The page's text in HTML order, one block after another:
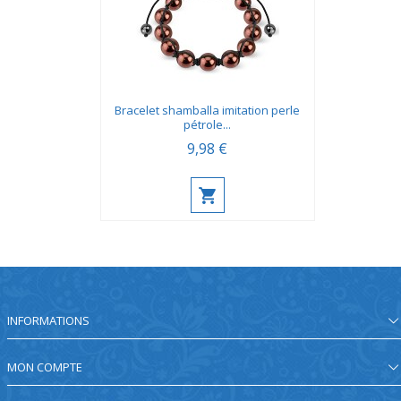
Bracelet shamballa imitation perle
pétrole...
9,98 €
INFORMATIONS
MON COMPTE